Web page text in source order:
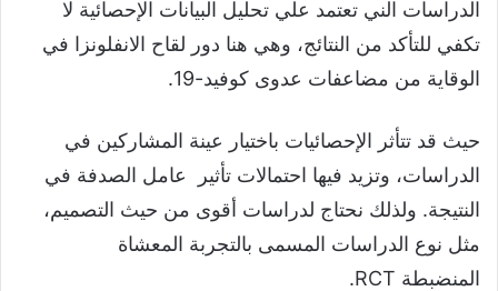
الدراسات الني تعتمد علي تحليل البيانات الإحصائية لا
تكفي للتأكد من النتائج، وهي هنا دور لقاح الانفلونزا في
الوقاية من مضاعفات عدوى كوفيد-19.
حيث قد تتأثر الإحصائيات باختيار عينة المشاركين في
الدراسات، وتزيد فيها احتمالات تأثير عامل الصدفة في
النتيجة. ولذلك نحتاج لدراسات أقوى من حيث التصميم،
مثل نوع الدراسات المسمى بالتجربة المعشاة
المنضبطة RCT.